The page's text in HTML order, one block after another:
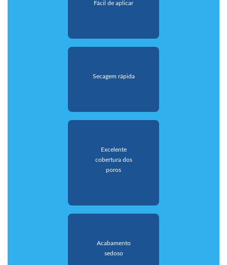
Fácil de aplicar
Secagem rápida
Excelente
cobertura dos
poros
Acabamento
sedoso